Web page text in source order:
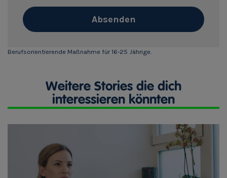
Absenden
Berufsorientierende Maßnahme für 16-25 Jährige.
Weitere Stories die dich
interessieren könnten